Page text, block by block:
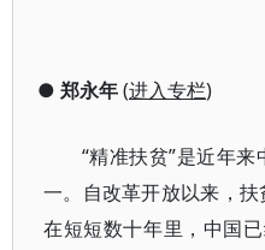
● 郑永年(进入专栏)
“精准扶贫”是近年
一。自改革开放以来，扶
在短短数十年里，中国